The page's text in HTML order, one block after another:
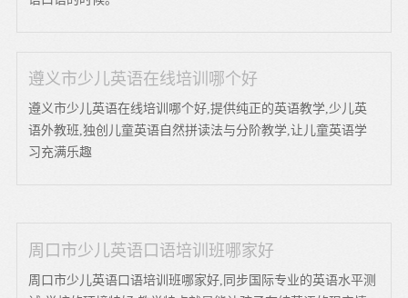
遵义市少儿英语在线培训哪个好
遵义市少儿英语在线培训哪个好,提供纯正的英语教学,少儿英
语外教班,独创儿童英语自然拼读法与分阶教学,让儿童英语学
习充满乐趣
周口市少儿英语口语培训班哪家好
周口市少儿英语口语培训班哪家好,同步国际专业的英语水平测